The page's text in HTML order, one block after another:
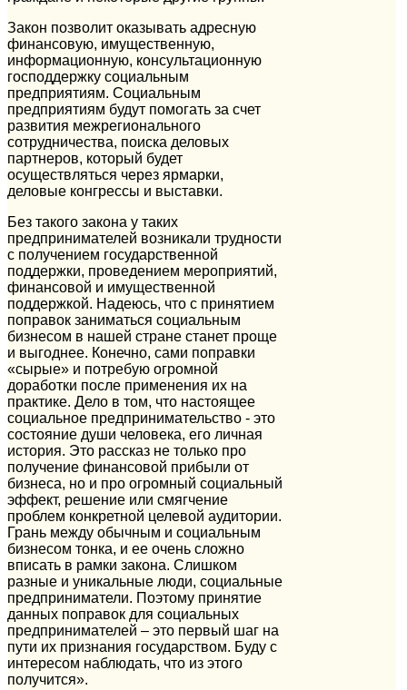
Закон позволит оказывать адресную
финансовую, имущественную,
информационную, консультационную
господдержку социальным
предприятиям. Социальным
предприятиям будут помогать за счет
развития межрегионального
сотрудничества, поиска деловых
партнеров, который будет
осуществляться через ярмарки,
деловые конгрессы и выставки.
Без такого закона у таких
предпринимателей возникали трудности
с получением государственной
поддержки, проведением мероприятий,
финансовой и имущественной
поддержкой. Надеюсь, что с принятием
поправок заниматься социальным
бизнесом в нашей стране станет проще
и выгоднее. Конечно, сами поправки
«сырые» и потребую огромной
доработки после применения их на
практике. Дело в том, что настоящее
социальное предпринимательство - это
состояние души человека, его личная
история. Это рассказ не только про
получение финансовой прибыли от
бизнеса, но и про огромный социальный
эффект, решение или смягчение
проблем конкретной целевой аудитории.
Грань между обычным и социальным
бизнесом тонка, и ее очень сложно
вписать в рамки закона. Слишком
разные и уникальные люди, социальные
предприниматели. Поэтому принятие
данных поправок для социальных
предпринимателей – это первый шаг на
пути их признания государством. Буду с
интересом наблюдать, что из этого
получится».